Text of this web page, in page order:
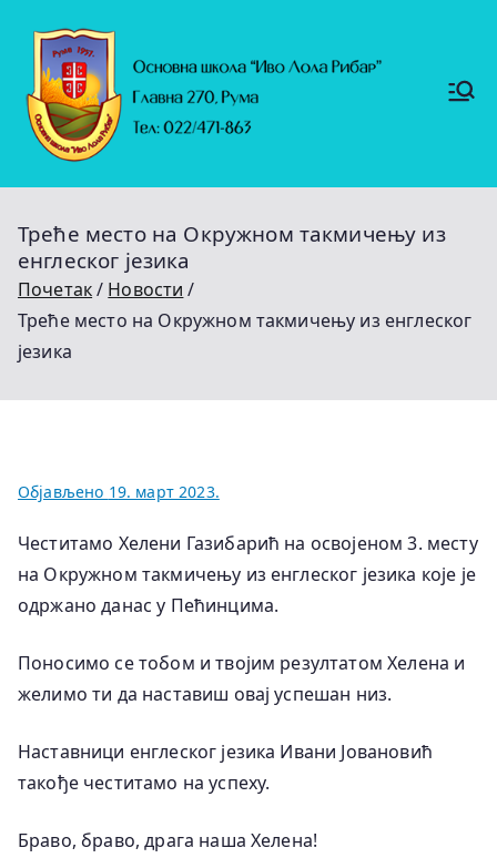
садржај
Основ
Лола
https://
vanje-
se-
Треће место на Окружном такмичењу из
енглеског језика
Почетак
Новости
Треће место на Окружном такмичењу из енглеског
језика
Објављено 19. март 2023.
Честитамо Хелени Газибарић на освојеном 3. месту
на Окружном такмичењу из енглеског језика које је
одржано данас у Пећинцима.
Поносимо се тобом и твојим резултатом Хелена и
желимо ти да наставиш овај успешан низ.
Наставници енглеског језика Ивани Јовановић
такође честитамо на успеху.
Браво, браво, драга наша Хелена!